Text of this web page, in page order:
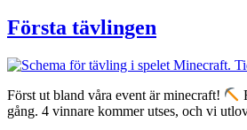
Första tävlingen
Först ut bland våra event är minecraft!
gång. 4 vinnare kommer utses, och vi